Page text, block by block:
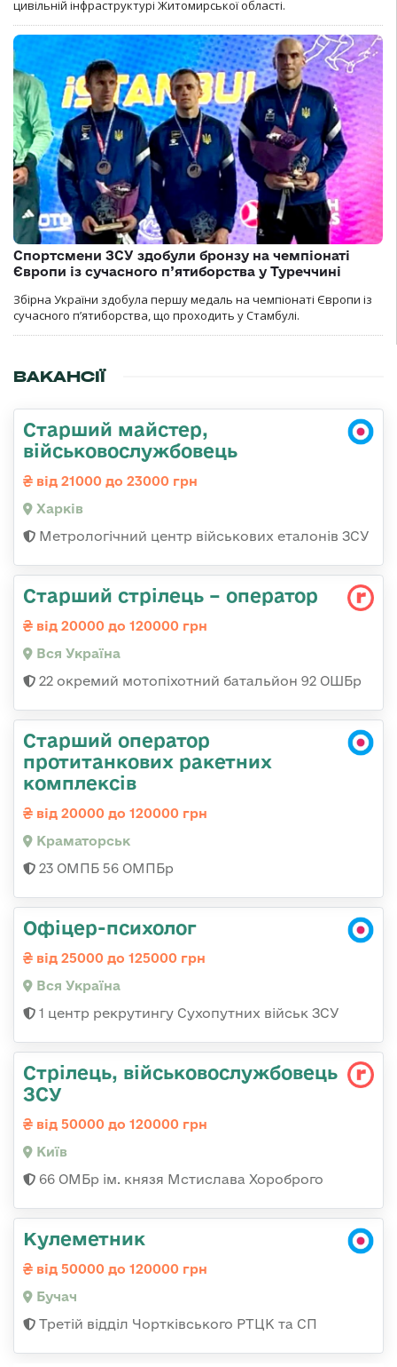
цивільній інфраструктурі Житомирської області.
Спортсмени ЗСУ здобули бронзу на чемпіонаті
Європи із сучасного п’ятиборства у Туреччині
Збірна України здобула першу медаль на чемпіонаті Європи із
сучасного п’ятиборства, що проходить у Стамбулі.
ВАКАНСІЇ
Старший майстер,
військовослужбовець
від 21000 до 23000 грн
Харків
Метрологічний центр військових еталонів ЗСУ
Старший стрілець – оператор
від 20000 до 120000 грн
Вся Україна
22 окремий мотопіхотний батальйон 92 ОШБр
Старший оператор
протитанкових ракетних
комплексів
від 20000 до 120000 грн
Краматорськ
23 ОМПБ 56 ОМПБр
Офіцер-психолог
від 25000 до 125000 грн
Вся Україна
1 центр рекрутингу Сухопутних військ ЗСУ
Стрілець, військовослужбовець
ЗСУ
від 50000 до 120000 грн
Київ
66 ОМБр ім. князя Мстислава Хороброго
Кулеметник
від 50000 до 120000 грн
Бучач
Третій відділ Чортківського РТЦК та СП